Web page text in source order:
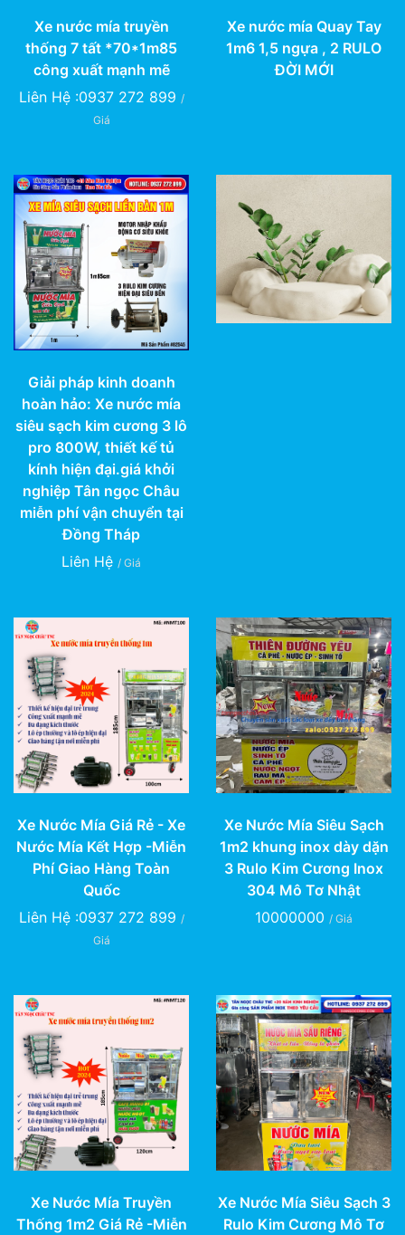
Xe nước mía truyền
thống 7 tất *70*1m85
công xuất mạnh mẽ
Liên Hệ :0937 272 899 /
Giá
Xe nước mía Quay Tay
1m6 1,5 ngựa , 2 RULO
ĐỜI MỚI
Giải pháp kinh doanh
hoàn hảo: Xe nước mía
siêu sạch kim cương 3 lô
pro 800W, thiết kế tủ
kính hiện đại.giá khởi
nghiệp Tân ngọc Châu
miễn phí vận chuyển tại
Đồng Tháp
Liên Hệ / Giá
Xe Nước Mía Giá Rẻ - Xe
Nước Mía Kết Hợp -Miễn
Phí Giao Hàng Toàn
Quốc
Liên Hệ :0937 272 899 /
Giá
Xe Nước Mía Siêu Sạch
1m2 khung inox dày dặn
3 Rulo Kim Cương Inox
304 Mô Tơ Nhật
10000000 / Giá
Xe Nước Mía Truyền
Thống 1m2 Giá Rẻ -Miễn
Xe Nước Mía Siêu Sạch 3
Rulo Kim Cương Mô Tơ